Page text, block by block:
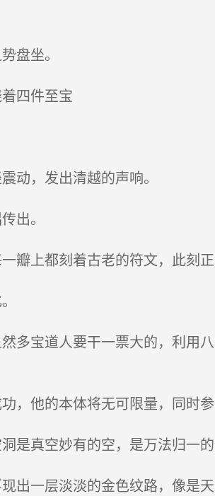
盘坐。
四件至宝
动，发出清越的声响。
出。
上都刻着古老的符文，此刻正
多宝道人要干一票大的，利用
他的本体将无可限量，同时参
真空妙有的空，是万法归一的
出一层淡淡的金色纹路，像是